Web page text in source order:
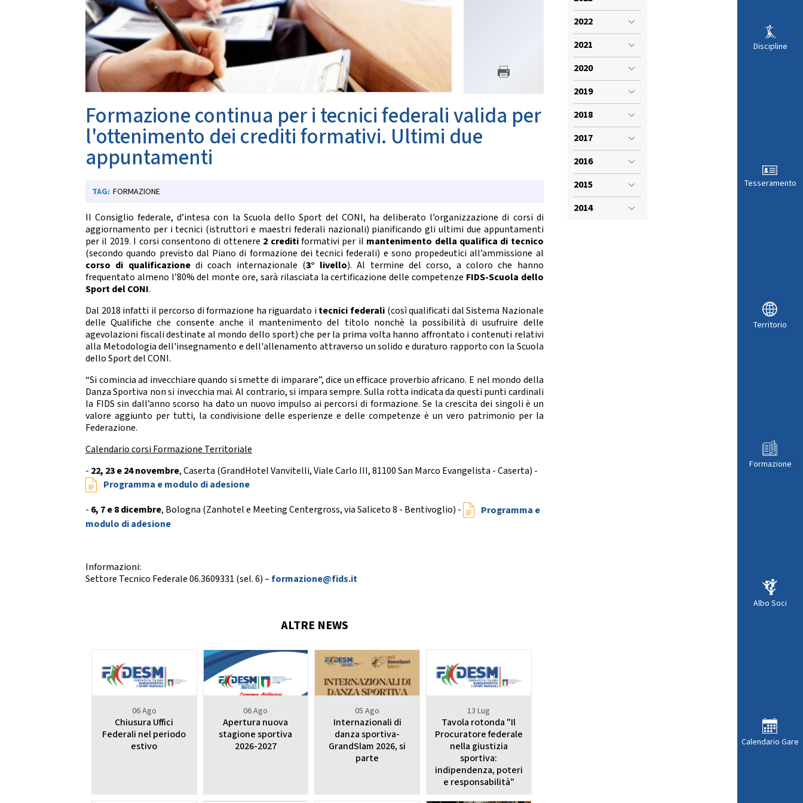
Discipline
Tesseramento
Territorio
Formazione
Albo Soci
Calendario Gare
CARTE FEDERALI E REGOLAMENTI
Documenti Federali
Regolamento dell'attività sportiva
TRASPARENZA
Bandi di Gara
Bilanci
CONVENZIONI
Riproduzione musicale Siae-Scf
Assicurazione
Enti di Promozione
BENEMERENZE
DIRIGENTI SPORTIVI
UFFICIO STAMPA
GIUSTIZIA SPORTIVA
Decisioni
Componenti e recapiti
SAFEGUARDING
Policy
CONTATTI
ASSEMBLEA NAZIONALE
Danze Orientali
Flamenco
Tap Dance
Country Western
DANZE COREOGRAFICHE
Synchro Dance
Choreographic Dance
Show Freestyle
Show
DANZE REGIONALI
Liscio Tradizionale
Folk Romagnolo
Frusta Romagnola
Danze Filuzziane
Danza Classica
Modern Contemporary
Jazz Dance
STREET E POP DANCE
Hip Hop
Electric Boogie
SETTORE PARALIMPICO
SETTORE TECNICO FEDERALE
Struttura Nazionale
SETTORE ARBITRALE
Il Settore
News
Albo Ufficiali di Gara
SALUTE E ANTIDOPING
Formazione continua per i tecnici federali valida per
l'ottenimento dei crediti formativi. Ultimi due
appuntamenti
FORMAZIONE
Il Consiglio federale, d’intesa con la Scuola dello Sport del CONI, ha deliberato l’organizzazione di corsi di
aggiornamento per i tecnici (istruttori e maestri federali nazionali) pianificando gli ultimi due appuntamenti
per il 2019. I corsi consentono di ottenere 2 creditiformativi per il mantenimento della qualifica di tecnico
(secondo quando previsto dal Piano di formazione dei tecnici federali) e sono propedeutici all’ammissione al
corso di qualificazione di coach internazionale (3° livello). Al termine del corso, a coloro che hanno
frequentato almeno l’80% del monte ore, sarà rilasciata la certificazione delle competenze FIDS-Scuola dello
Sport del CONI.
Dal 2018 infatti il percorso diformazione ha riguardato itecnici federali(così qualificati dal Sistema Nazionale
delle Qualifiche che consente anche il mantenimento del titolo nonchè la possibilità di usufruire delle
agevolazioni fiscali destinate al mondo dello sport) che per la prima volta hanno affrontato i contenuti relativi
alla Metodologia dell'insegnamento e dell'allenamento attraverso un solido e duraturo rapporto con la Scuola
dello Sport del CONI.
“Si comincia ad invecchiare quando si smette di imparare”, dice un efficace proverbio africano. E nel mondo della
Danza Sportiva non si invecchia mai. Al contrario, si impara sempre. Sulla rotta indicata da questi punti cardinali
la FIDS sin dall’anno scorso ha dato un nuovo impulso ai percorsi di formazione. Se la crescita dei singoli è un
valore aggiunto per tutti, la condivisione delle esperienze e delle competenze è un vero patrimonio per la
Federazione.
Calendario corsi Formazione Territoriale
- 22, 23 e 24 novembre, Caserta (GrandHotel Vanvitelli,Viale Carlo III, 81100 San Marco Evangelista - Caserta) -
Programma e modulo di adesione
- 6, 7 e 8 dicembre, Bologna (Zanhotel e Meeting Centergross, via Saliceto 8 - Bentivoglio) -
Programma e
modulo di adesione
Informazioni:
Settore Tecnico Federale 06.3609331 (sel. 6) –formazione@fids.it
ALTRE NEWS
06 Ago
Chiusura Uffici
Federali nel periodo
estivo
06 Ago
Apertura nuova
stagione sportiva
2026-2027
05 Ago
Internazionali di
danza sportiva-
GrandSlam 2026, si
parte
13 Lug
Tavola rotonda "Il
Procuratore federale
nella giustizia
sportiva:
indipendenza, poteri
e responsabilità"
2022
2021
2020
2019
2018
2017
2016
2015
2014